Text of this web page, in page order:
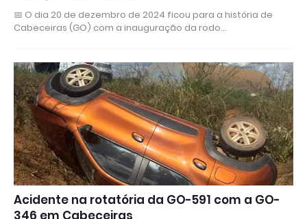
📅 O dia 20 de dezembro de 2024 ficou para a história de
Cabeceiras (GO) com a inauguração da rodo…
Acidente na rotatória da GO-591 com a GO-
346 em Cabeceiras